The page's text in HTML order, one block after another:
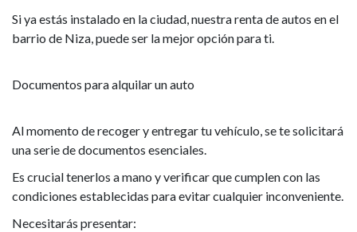
Si ya estás instalado en la ciudad, nuestra renta de autos en el
barrio de Niza, puede ser la mejor opción para ti.
Documentos para alquilar un auto
Al momento de recoger y entregar tu vehículo, se te solicitará
una serie de documentos esenciales.
Es crucial tenerlos a mano y verificar que cumplen con las
condiciones establecidas para evitar cualquier inconveniente.
Necesitarás presentar: